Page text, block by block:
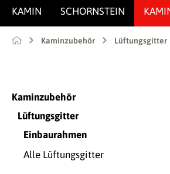
KAMIN SCHORNSTEIN
Kaminzubehör Lüftungsgitter
Kaminzubehör
Lüftungsgitter
Einbaurahmen
Alle Lüftungsgitter